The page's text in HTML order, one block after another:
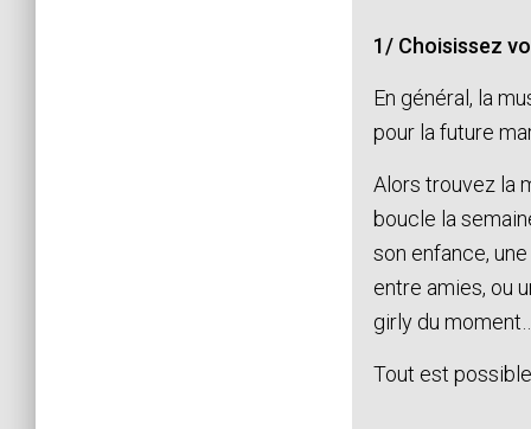
1/ Choisissez
En général, la
pour la future
Alors trouvez la
boucle la
son enfance,
entre amies, ou
girly du
Tout est